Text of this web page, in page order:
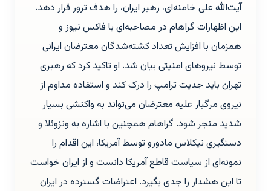
آیت‌الله علی خامنه‌ای، رهبر ایران، را هدف ترور قرار دهد.
این اظهارات گراهام در مصاحبه‌ای با فاکس نیوز و
همزمان با افزایش تعداد کشته‌شدگان معترضان ایرانی
توسط نیروهای امنیتی بیان شد. او تاکید کرد که رهبری
تهران باید جدیت ترامپ را درک کند و استفاده مداوم از
نیروی مرگبار علیه معترضان می‌تواند به واکنشی بسیار
شدید منجر شود. گراهام همچنین با اشاره به ونزوئلا و
دستگیری نیکلاس مادورو توسط آمریکا، این اقدام را
نمونه‌ای از سیاست قاطع آمریکا دانست و از ایران خواست
تا این هشدار را جدی بگیرد. اعتراضات گسترده در ایران